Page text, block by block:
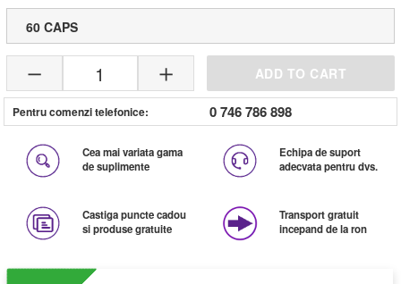
60 CAPS
1 ADD TO CART
Pentru comenzi telefonice: 0 746 786 898
Cea mai variata gama
de suplimente
Echipa de suport
adecvata pentru dvs.
Castiga puncte cadou
si produse gratuite
Transport gratuit
incepand de la ron